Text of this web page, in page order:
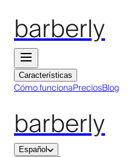
barberly
Características
Cómo funcionaPreciosBlog
barberly
Español